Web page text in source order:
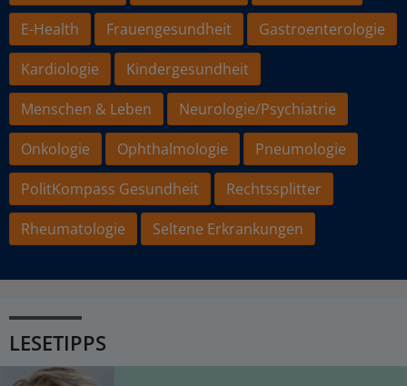
E-Health
Frauengesundheit
Gastroenterologie
Kardiologie
Kindergesundheit
Menschen & Leben
Neurologie/Psychiatrie
Onkologie
Ophthalmologie
Pneumologie
PolitKompass Gesundheit
Rechtssplitter
Rheumatologie
Seltene Erkrankungen
LESETIPPS